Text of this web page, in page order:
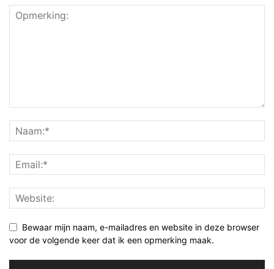
Bewaar mijn naam, e-mailadres en website in deze browser
voor de volgende keer dat ik een opmerking maak.